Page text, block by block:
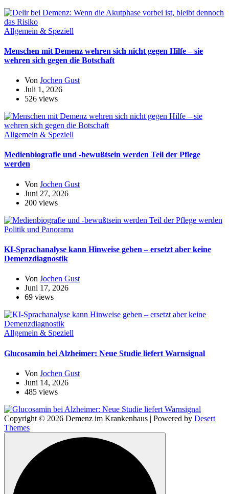
Allgemein & Speziell
Menschen mit Demenz wehren sich nicht gegen Hilfe – sie
wehren sich gegen die Botschaft
Von Jochen Gust
Juli 1, 2026
526 views
Allgemein & Speziell
Medienbiografie und -bewußtsein werden Teil der Pflege
werden
Von Jochen Gust
Juni 27, 2026
200 views
Politik und Panorama
KI-Sprachanalyse kann Hinweise geben – ersetzt aber keine
Demenzdiagnostik
Von Jochen Gust
Juni 17, 2026
69 views
Allgemein & Speziell
Glucosamin bei Alzheimer: Neue Studie liefert Warnsignal
Von Jochen Gust
Juni 14, 2026
485 views
Copyright © 2026 Demenz im Krankenhaus | Powered by Desert
Themes